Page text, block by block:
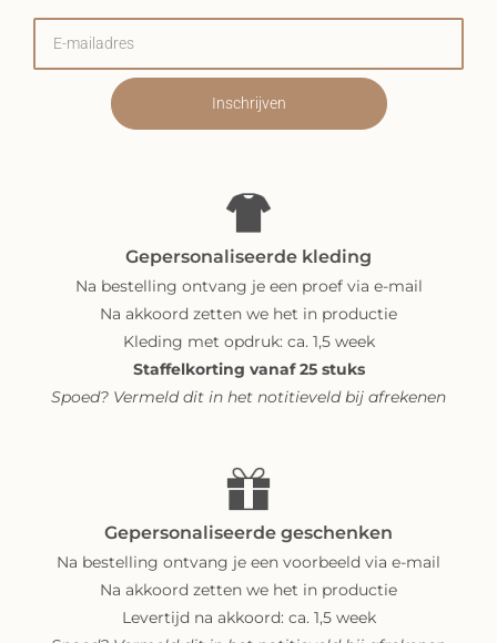
Inschrijven
Gepersonaliseerde kleding
Na bestelling ontvang je een proef via e-mail
Na akkoord zetten we het in productie
Kleding met opdruk: ca. 1,5 week
Staffelkorting vanaf 25 stuks
Spoed? Vermeld dit in het notitieveld bij afrekenen
Gepersonaliseerde geschenken
Na bestelling ontvang je een voorbeeld via e-mail
Na akkoord zetten we het in productie
Levertijd na akkoord: ca. 1,5 week